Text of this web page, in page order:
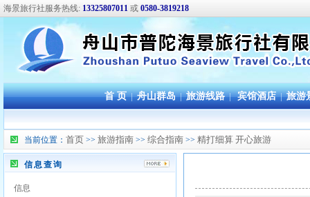
海景旅行社服务热线: 13325807011 或 0580-3819218
首 页 | 舟山群岛 | 旅游线路 | 宾馆酒店 | 旅游
当前位置： 首页 >> 旅游指南 >> 综合指南 >> 精打细算 开心旅游
信息查询
信息